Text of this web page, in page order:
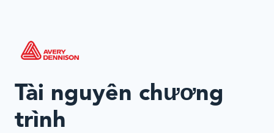
Tài nguyên chương
trình